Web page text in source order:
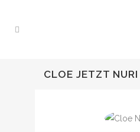
CLOE JETZT NURI